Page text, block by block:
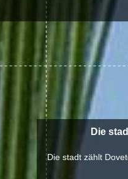
Die
Die stadt zählt